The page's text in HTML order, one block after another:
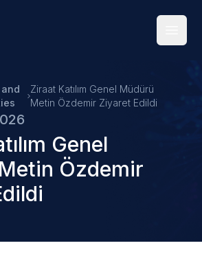
Ziraat Katılım Genel Müdürü
Metin Özdemir Ziyaret Edildi
Genel
Özdemir